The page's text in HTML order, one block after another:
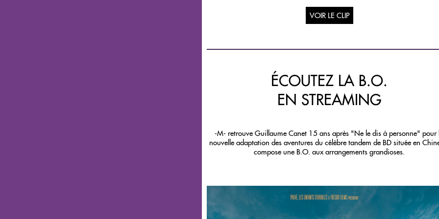
VOIR LE CLIP
ÉCOUTEZ LA B.O.
EN STREAMING
-M- retrouve Guillaume Canet 15 ans après "Ne le dis à personne" pour
nouvelle adaptation des aventures du célèbre tandem de BD située en
compose une B.O. aux arrangements grandioses.